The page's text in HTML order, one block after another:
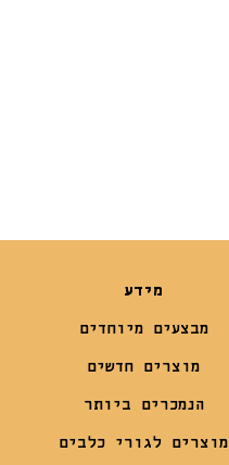
מידע
מבצעים מיוחדים
מוצרים חדשים
הנמכרים ביותר
מוצרים לגורי כלבים